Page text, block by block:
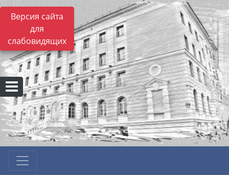
Версия сайта
для
слабовидящих